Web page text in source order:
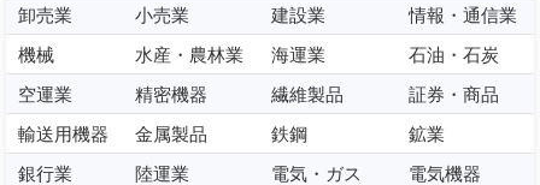
卸売業
小売業 建設業
情報・通信業
機械
水産・農林業 海運業
石油・石炭
空運業
精密機器 繊維製品
証券・商品
輸送用機器
金属製品 鉄鋼
鉱業
銀行業
陸運業 電気・ガス 電気機器